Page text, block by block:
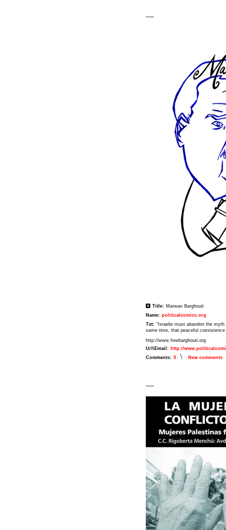
Title: Marwan Barghouti
Name: politicalcomics.org
Txt: "Israelis must abandon the
same time, that peaceful
http://www.freebarghouti.org
Url\Email: http://
Comments: 0 \ New comments